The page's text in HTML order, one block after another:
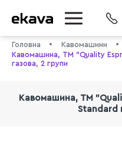
Головна Кавомашини
Кавомашина, TM "Quality
газова, 2 групи
Кавомашина, TM
Standard